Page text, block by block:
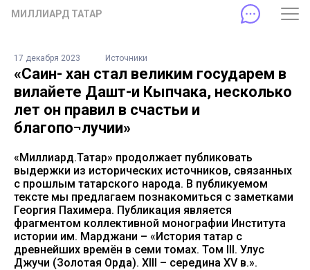
МИЛЛИАРД ТАТАР
17 декабря 2023 Источники
«Саин- хан стал великим государем в
вилайете Дашт-и Кыпчака, несколько
лет он правил в счастьи и
благопо¬лучии»
«Миллиард.Татар» продолжает публиковать
выдержки из исторических источников, связанных
с прошлым татарского народа. В публикуемом
тексте мы предлагаем познакомиться с заметками
Георгия Пахимера. Публикация является
фрагментом коллективной монографии Института
истории им. Марджани – «История татар с
древнейших времён в семи томах. Том III. Улус
Джучи (Золотая Орда). XIII – середина XV в.».